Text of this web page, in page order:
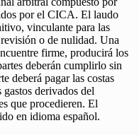
por el CICA. El laudo
vinculante para las
o de nulidad. Una
firme, producirá los
deberán cumplirlo sin
deberá pagar las costas
gastos derivados del
que procedieren. El
en idioma español.